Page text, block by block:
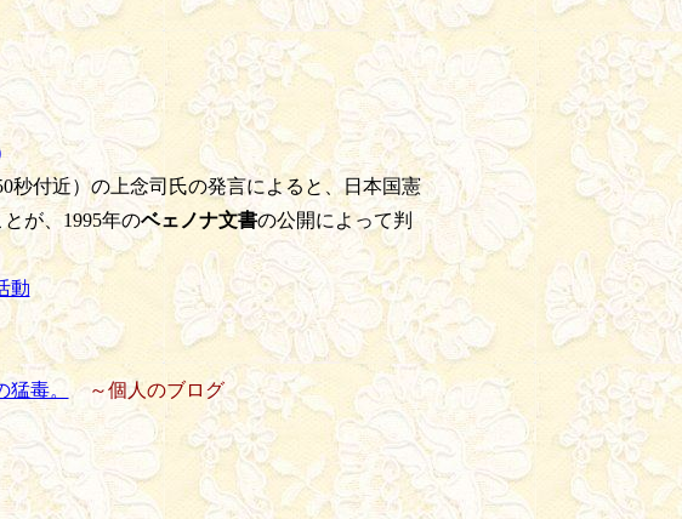
秒付近）の上念司氏の発言によると、日本国憲
が、1995年のベェノナ文書の公開によって判
動
毒。
～個人のブログ